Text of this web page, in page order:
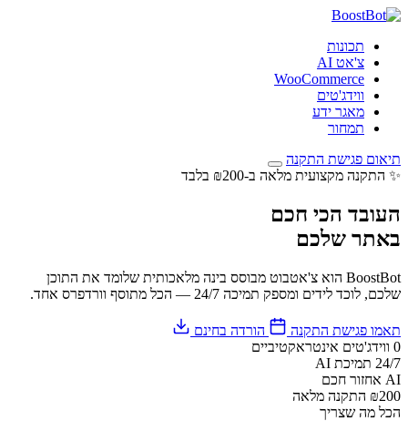
תכונות
צ'אט AI
WooCommerce
ווידג'טים
מאגר ידע
תמחור
תיאום פגישת התקנה
✨ התקנה מקצועית מלאה ב-₪200 בלבד
העובד הכי חכם
באתר שלכם
BoostBot הוא צ'אטבוט מבוסס בינה מלאכותית שלומד את התוכן
שלכם, לוכד לידים ומספק תמיכה 24/7 — הכל מתוסף וורדפרס אחד.
תאמו פגישת התקנה
הורדה בחינם
0 ווידג'טים אינטראקטיביים
24/7 תמיכת AI
AI אחזור חכם
₪200 התקנה מלאה
הכל מה שצריך